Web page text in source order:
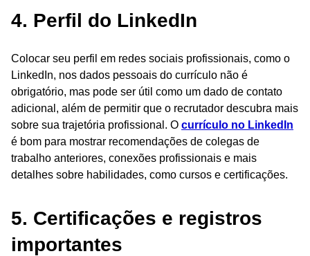
4. Perfil do LinkedIn
Colocar seu perfil em redes sociais profissionais, como o
LinkedIn, nos dados pessoais do currículo não é
obrigatório, mas pode ser útil como um dado de contato
adicional, além de permitir que o recrutador descubra mais
sobre sua trajetória profissional. O currículo no LinkedIn
é bom para mostrar recomendações de colegas de
trabalho anteriores, conexões profissionais e mais
detalhes sobre habilidades, como cursos e certificações.
5. Certificações e registros
importantes